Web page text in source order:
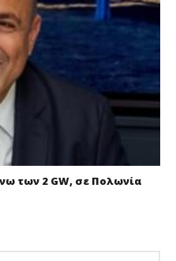
των 2 GW, σε Πολωνία